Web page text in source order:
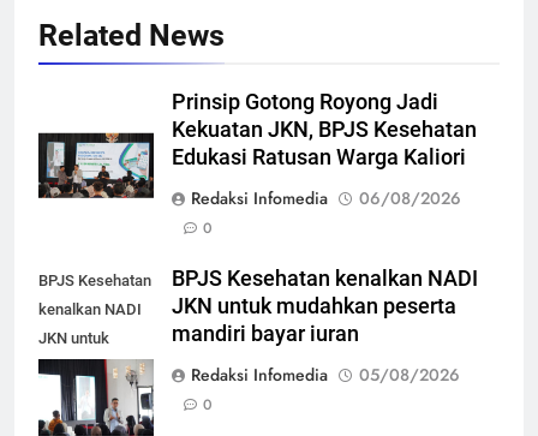
Related News
Prinsip Gotong Royong Jadi
Kekuatan JKN, BPJS Kesehatan
Edukasi Ratusan Warga Kaliori
Redaksi Infomedia
06/08/2026
0
BPJS Kesehatan
kenalkan NADI
JKN untuk
mudahkan
peserta mandiri
bayar iuran
BPJS Kesehatan kenalkan NADI
JKN untuk mudahkan peserta
mandiri bayar iuran
Redaksi Infomedia
05/08/2026
0